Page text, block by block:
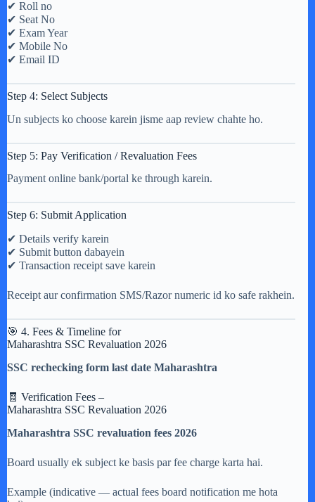
✔ Roll no
✔ Seat No
✔ Exam Year
✔ Mobile No
✔ Email ID
Step 4: Select Subjects
Un subjects ko choose karein jisme aap review chahte ho.
Step 5: Pay Verification / Revaluation Fees
Payment online bank/portal ke through karein.
Step 6: Submit Application
✔ Details verify karein
✔ Submit button dabayein
✔ Transaction receipt save karein
Receipt aur confirmation SMS/Razor numeric id ko safe rakhein.
🎯 4. Fees & Timeline for
Maharashtra SSC Revaluation 2026
SSC rechecking form last date Maharashtra
🧾 Verification Fees –
Maharashtra SSC Revaluation 2026
Maharashtra SSC revaluation fees 2026
Board usually ek subject ke basis par fee charge karta hai.
Example (indicative — actual fees board notification me hota